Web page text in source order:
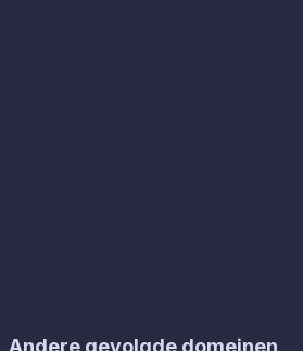
Andere gevolgde domeinen